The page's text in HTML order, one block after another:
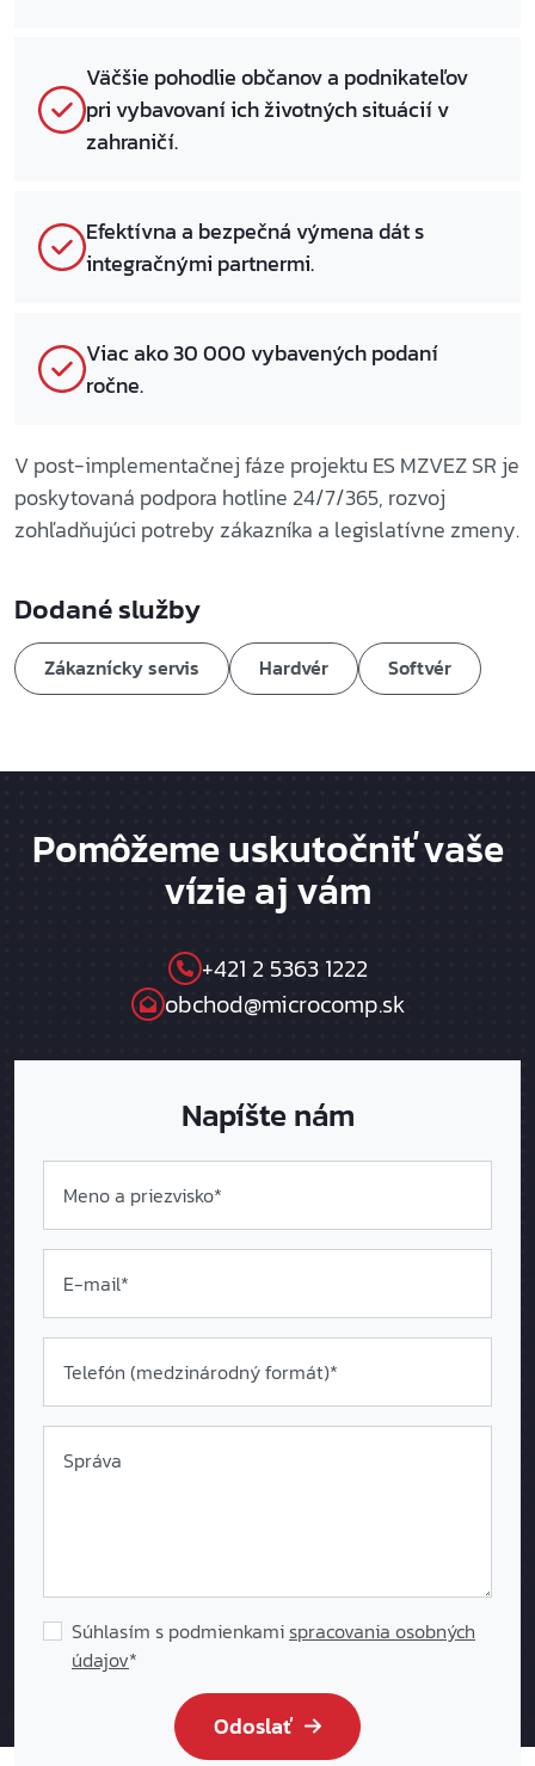
Väčšie pohodlie občanov a podnikateľov
pri vybavovaní ich životných situácií v
zahraničí.
Efektívna a bezpečná výmena dát s
integračnými partnermi.
Viac ako 30 000 vybavených podaní
ročne.
V post-implementačnej fáze projektu ES MZVEZ SR je
poskytovaná podpora hotline 24/7/365, rozvoj
zohľadňujúci potreby zákazníka a legislatívne zmeny.
Dodané služby
Zákaznícky servis Hardvér Softvér
Pomôžeme uskutočniť vaše
vízie aj vám
+421 2 5363 1222
obchod@microcomp.sk
Napíšte nám
Meno a priezvisko*
E-mail*
Telefón (medzinárodný formát)*
Správa
Súhlasím s podmienkamispracovania osobných
údajov*
Odoslať